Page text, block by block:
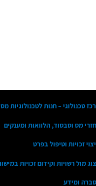
טכנולוגי – חנות לטכנולוגיות
מס וסבסוד, הלוואות ומענקים
זכויות וטיפול בפרט
מול רשויות וקידום זכויות
ומידע